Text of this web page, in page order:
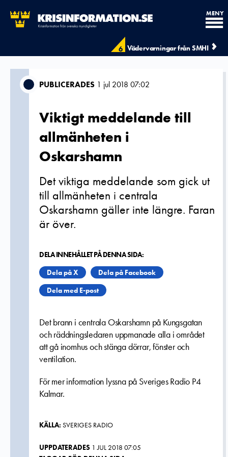
6 Vädervarningar från SMHI
MENY
PUBLICERADES 1 jul 2018 07:02
Viktigt meddelande till
allmänheten i
Oskarshamn
Det viktiga meddelande som gick ut
till allmänheten i centrala
Oskarshamn gäller inte längre. Faran
är över.
DELA INNEHÅLLET PÅ DENNA SIDA:
Dela på X
Dela på Facebook
Dela med E-post
Det brann i centrala Oskarshamn på Kungsgatan
och räddningsledaren uppmanade alla i området
att gå inomhus och stänga dörrar, fönster och
ventilation.
För mer information lyssna på Sveriges Radio P4
Kalmar.
KÄLLA: SVERIGES RADIO
UPPDATERADES 1 JUL 2018 07:05